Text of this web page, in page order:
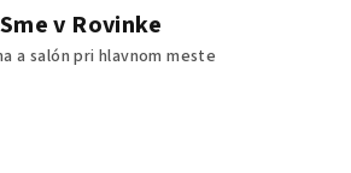
Sme v Rovinke
a salón pri hlavnom meste